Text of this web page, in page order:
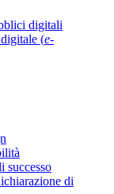
digitali
(e-
successo
di